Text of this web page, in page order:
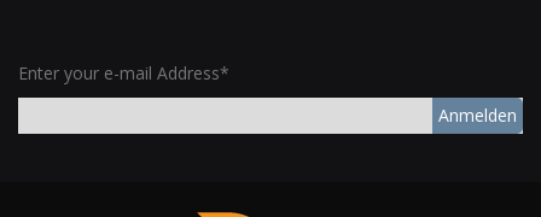
Enter your e-mail Address*
Anmelden